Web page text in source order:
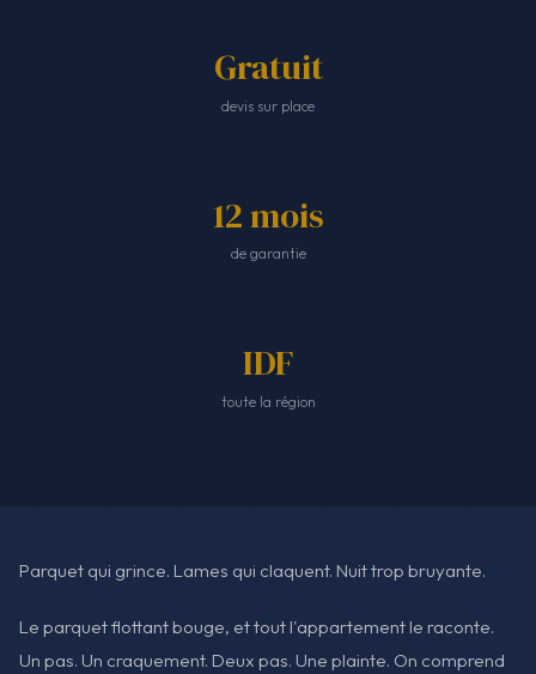
Gratuit
devis sur place
12 mois
de garantie
IDF
toute la région
Parquet qui grince. Lames qui claquent. Nuit trop bruyante.
Le parquet flottant bouge, et tout l'appartement le raconte.
Un pas. Un craquement. Deux pas. Une plainte. On comprend